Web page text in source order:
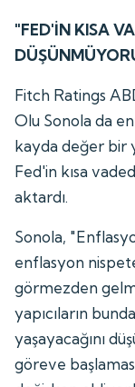
"FED'İN KISA
Fitch Ratings
Olu Sonola da
kayda değer bir
Fed'in kısa
aktardı.
Sonola,
enflasyon
görmezden
yapıcıların
yaşayacağını
göreve